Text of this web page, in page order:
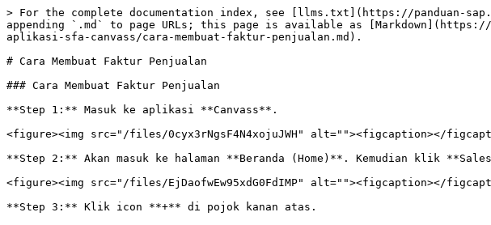
> For the complete documentation index, see [llms.txt](https://panduan-
appending `.md` to page URLs; this page is available as [Markdown](https://
aplikasi-sfa-canvass/cara-membuat-faktur-penjualan.md).
# Cara Membuat Faktur Penjualan
### Cara Membuat Faktur Penjualan
**Step 1:** Masuk ke aplikasi **Canvass**.
<figure><img src="/files/0cyx3rNgsF4N4xojuJWH" alt=""><figcaption></
**Step 2:** Akan masuk ke halaman **Beranda (Home)**. Kemudian klik
<figure><img src="/files/EjDaofwEw95xdG0FdIMP" alt=""><figcaption></
**Step 3:** Klik icon **+** di pojok kanan atas.